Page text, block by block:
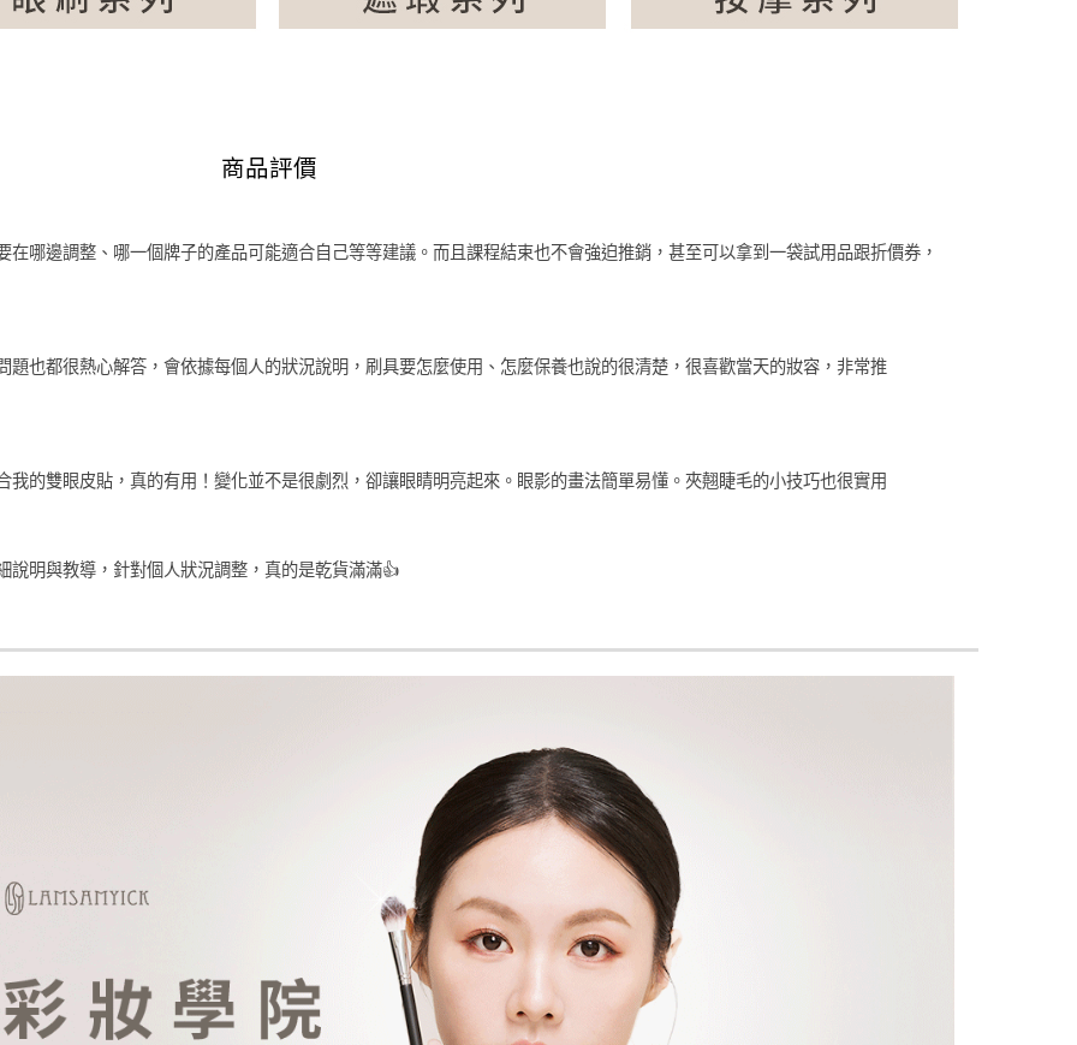
商品評價
哪邊調整、哪一個牌子的產品可能適合自己等等建議。而且課程結束也不會強迫推銷，甚至可以拿到一袋試用品跟折價券，
也都很熱心解答，會依據每個人的狀況說明，刷具要怎麼使用、怎麼保養也說的很清楚，很喜歡當天的妝容，非常推
的雙眼皮貼，真的有用！變化並不是很劇烈，卻讓眼睛明亮起來。眼影的畫法簡單易懂。夾翹睫毛的小技巧也很實用
明與教導，針對個人狀況調整，真的是乾貨滿滿👍